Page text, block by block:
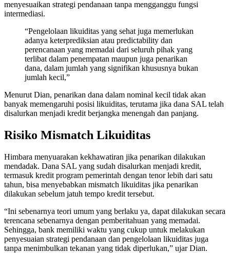
menyesuaikan strategi pendanaan tanpa mengganggu fungsi
intermediasi.
“Pengelolaan likuiditas yang sehat juga memerlukan
adanya keterprediksian atau predictability dan
perencanaan yang memadai dari seluruh pihak yang
terlibat dalam penempatan maupun juga penarikan
dana, dalam jumlah yang signifikan khususnya bukan
jumlah kecil,”
Menurut Dian, penarikan dana dalam nominal kecil tidak akan
banyak memengaruhi posisi likuiditas, terutama jika dana SAL telah
disalurkan menjadi kredit berjangka menengah dan panjang.
Risiko Mismatch Likuiditas
Himbara menyuarakan kekhawatiran jika penarikan dilakukan
mendadak. Dana SAL yang sudah disalurkan menjadi kredit,
termasuk kredit program pemerintah dengan tenor lebih dari satu
tahun, bisa menyebabkan mismatch likuiditas jika penarikan
dilakukan sebelum jatuh tempo kredit tersebut.
“Ini sebenarnya teori umum yang berlaku ya, dapat dilakukan secara
terencana sebenarnya dengan pemberitahuan yang memadai.
Sehingga, bank memiliki waktu yang cukup untuk melakukan
penyesuaian strategi pendanaan dan pengelolaan likuiditas juga
tanpa menimbulkan tekanan yang tidak diperlukan,” ujar Dian.